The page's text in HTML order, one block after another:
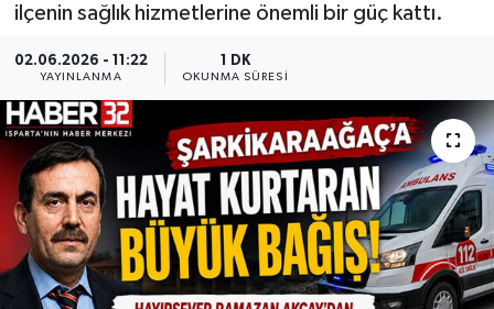
ilçenin sağlık hizmetlerine önemli bir güç kattı.
02.06.2026 - 11:22
YAYINLANMA
1 DK
OKUNMA SÜRESI
EĞİTİM
GENEL
Güncel
HABERDE İNSAN
İlginç
KÜLTÜR SANAT
Son Dakika Haberleri
Haber Arşivi